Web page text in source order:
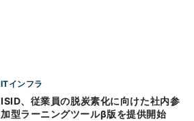
ITインフラ
ISID、従業員の脱炭素化に向けた社内参
加型ラーニングツールβ版を提供開始